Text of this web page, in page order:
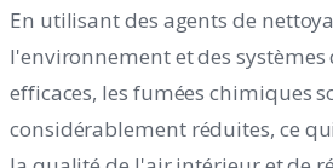
En utilisant des agents de
l'environnement et des
efficaces, les fumées chimiques
considérablement réduites, ce